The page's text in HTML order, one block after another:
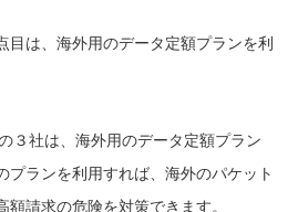
目は、海外用のデータ定額プランを利
３社は、海外用のデータ定額プラン
プランを利用すれば、海外のパケット
請求の危険を対策できます。